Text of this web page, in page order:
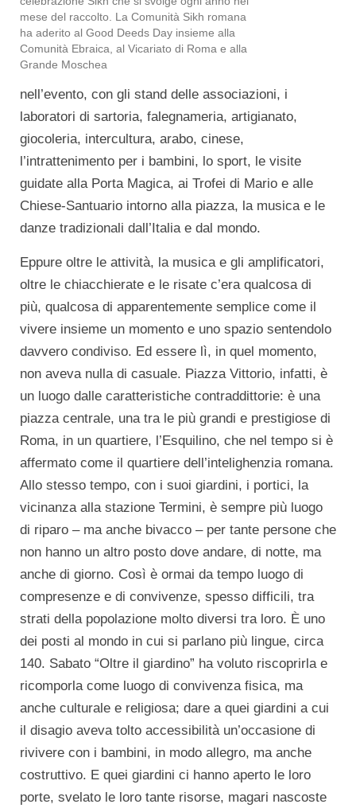
mese del raccolto. La Comunità Sikh romana
ha aderito al Good Deeds Day insieme alla
Comunità Ebraica, al Vicariato di Roma e alla
Grande Moschea
nell’evento, con gli stand delle associazioni, i
laboratori di sartoria, falegnameria, artigianato,
giocoleria, intercultura, arabo, cinese,
l’intrattenimento per i bambini, lo sport, le visite
guidate alla Porta Magica, ai Trofei di Mario e alle
Chiese-Santuario intorno alla piazza, la musica e le
danze tradizionali dall’Italia e dal mondo.
Eppure oltre le attività, la musica e gli amplificatori,
oltre le chiacchierate e le risate c’era qualcosa di
più, qualcosa di apparentemente semplice come il
vivere insieme un momento e uno spazio sentendolo
davvero condiviso. Ed essere lì, in quel momento,
non aveva nulla di casuale. Piazza Vittorio, infatti, è
un luogo dalle caratteristiche contraddittorie: è una
piazza centrale, una tra le più grandi e prestigiose di
Roma, in un quartiere, l’Esquilino, che nel tempo si è
affermato come il quartiere dell’intelighenzia romana.
Allo stesso tempo, con i suoi giardini, i portici, la
vicinanza alla stazione Termini, è sempre più luogo
di riparo – ma anche bivacco – per tante persone che
non hanno un altro posto dove andare, di notte, ma
anche di giorno. Così è ormai da tempo luogo di
compresenze e di convivenze, spesso difficili, tra
strati della popolazione molto diversi tra loro. È uno
dei posti al mondo in cui si parlano più lingue, circa
140. Sabato “Oltre il giardino” ha voluto riscoprirla e
ricomporla come luogo di convivenza fisica, ma
anche culturale e religiosa; dare a quei giardini a cui
il disagio aveva tolto accessibilità un’occasione di
rivivere con i bambini, in modo allegro, ma anche
costruttivo. E quei giardini ci hanno aperto le loro
porte, svelato le loro tante risorse, magari nascoste